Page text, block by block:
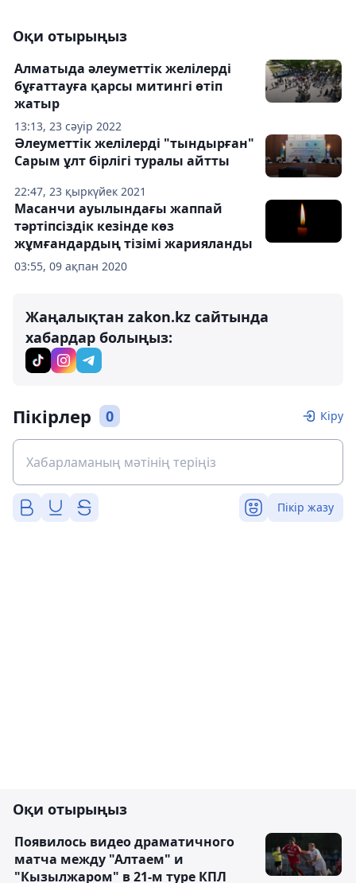
Оқи отырыңыз
13:13, 23 сәуір 2022
Алматыда әлеуметтік желілерді
бұғаттауға қарсы митингі өтіп
жатыр
22:47, 23 қыркүйек 2021
Әлеуметтік желілерді "тындырған"
Сарым ұлт бірлігі туралы айтты
03:55, 09 ақпан 2020
Масанчи ауылындағы жаппай
тәртіпсіздік кезінде көз
жұмғандардың тізімі жарияланды
Жаңалықтан zakon.kz сайтында
хабардар болыңыз:
Пікірлер 0 Кіру
Пікір жазу
Оқи отырыңыз
Появилось видео драматичного
матча между "Алтаем" и
"Кызылжаром" в 21-м туре КПЛ